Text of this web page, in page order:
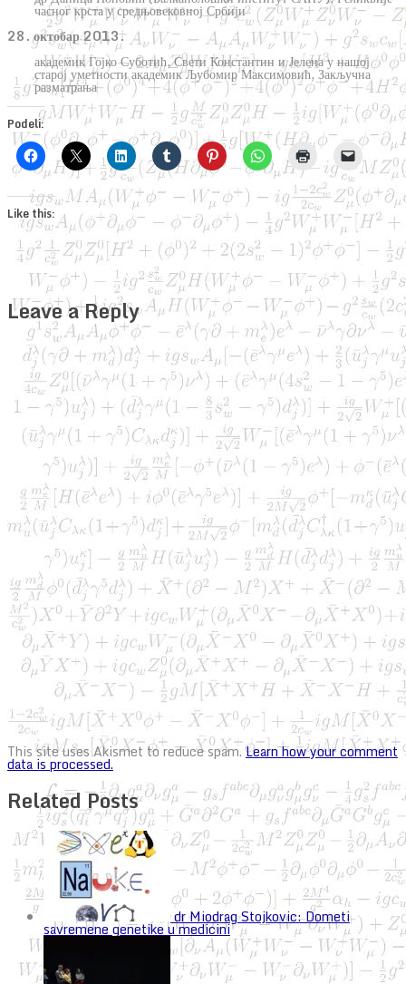
часног крста у средњовековној Србији
28. октобар 2013.
академик Гојко Суботић, Свети Константин и Јелена у нашој
старој уметности академик Љубомир Максимовић, Закључна
разматрања
Podeli:
Like this:
Leave a Reply
This site uses Akismet to reduce spam. Learn how your comment
data is processed.
Related Posts
dr Miodrag Stojkovic: Dometi
savremene genetike u medicini